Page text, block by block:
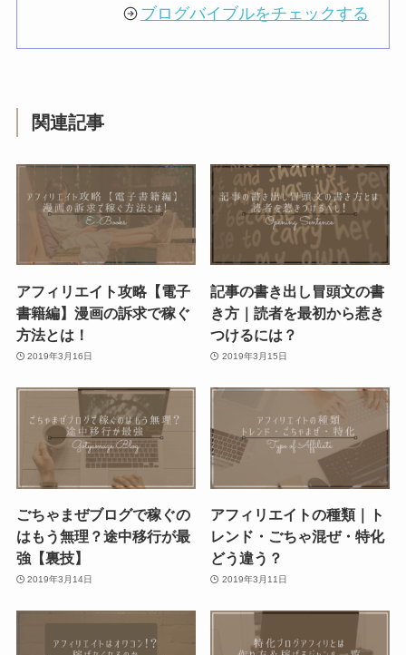
ブログバイブルをチェックする
関連記事
アフィリエイト攻略【電子
書籍編】漫画の訴求で稼ぐ
方法とは！
2019年3月16日
記事の書き出し冒頭文の書
き方｜読者を最初から惹き
つけるには？
2019年3月15日
ごちゃまぜブログで稼ぐの
はもう無理？途中移行が最
強【裏技】
2019年3月14日
アフィリエイトの種類｜ト
レンド・ごちゃ混ぜ・特化
どう違う？
2019年3月11日